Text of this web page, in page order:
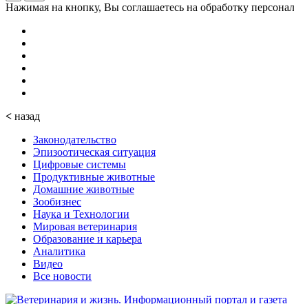
Нажимая на кнопку, Вы соглашаетесь на обработку
< назад
Законодательство
Эпизоотическая ситуация
Цифровые системы
Продуктивные животные
Домашние животные
Зообизнес
Наука и Технологии
Мировая ветеринария
Образование и карьера
Аналитика
Видео
Все новости